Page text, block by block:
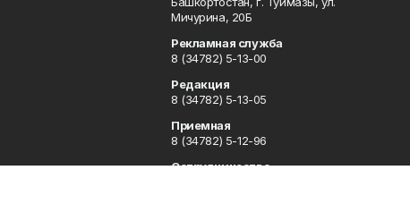
Мичурина, 20Б
Рекламная служба
8 (34782) 5-13-00
Редакция
8 (34782) 5-13-05
Приемная
8 (34782) 5-12-96
Сотрудничество